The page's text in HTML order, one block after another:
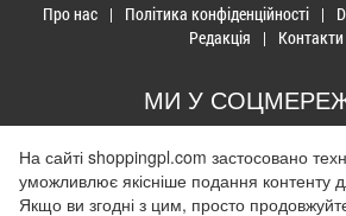
Про нас Політика конфіденційності
Редакція
Контакти
МИ У
На сайті shoppingpl.com застосовано
уможливлює якісніше подання контенту
Якщо ви згодні з цим, просто